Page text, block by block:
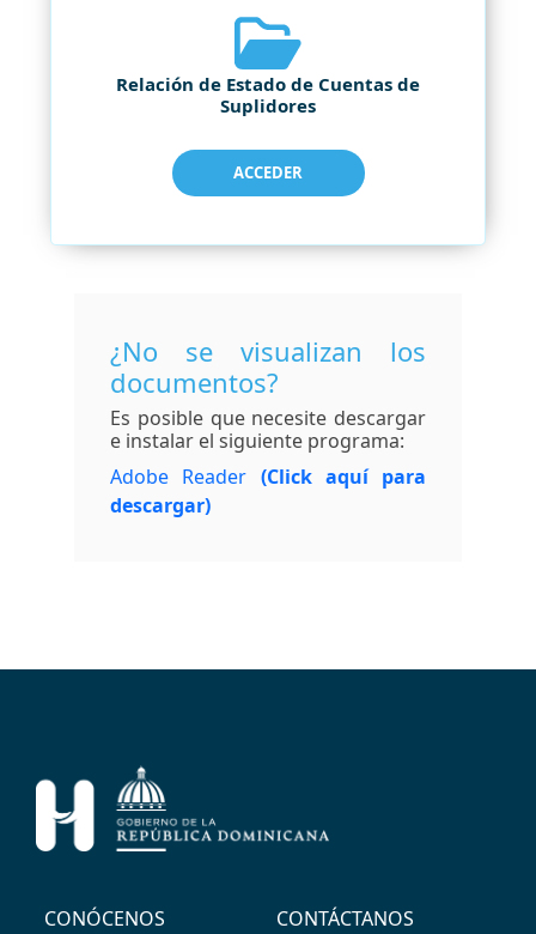
Relación de Estado de Cuentas de
Suplidores
ACCEDER
¿No se visualizan los
documentos?
Es posible que necesite descargar
e instalar el siguiente programa:
Adobe Reader (Click aquí para
descargar)
CONÓCENOS
CONTÁCTANOS